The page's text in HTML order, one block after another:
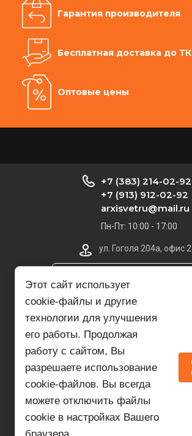
Гарантия производителя
Бесплатная доставка до ТК
Оптовые цены
Архитектура Света
© 2007 - 2026 Архитектура
+7 (383) 214-02-92
+7 (913) 912-02-92
arxisvetru@mail.ru
Пн-Пт: 10:00 - 17:00
ул. Гоголя 204а, офис
Этот сайт использует
cookie-файлы и другие
технологии для улучшения
его работы. Продолжая
работу с сайтом, Вы
разрешаете использование
cookie-файлов. Вы всегда
можете отключить файлы
cookie в настройках Вашего